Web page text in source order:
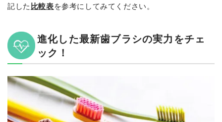
記した比較表を参考にしてみてください。
進化した最新歯ブラシの実力をチェ
ック！